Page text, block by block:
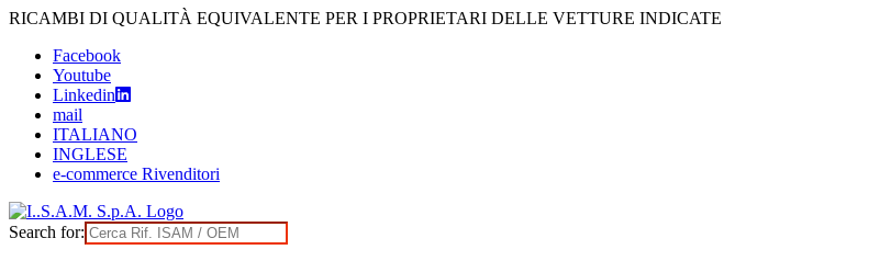
Skip
content
RICAMBI DI QUALITÀ EQUIVALENTE PER I PROPRIETARI DELLE VETTURE INDICATE
Facebook
Youtube
Linkedin
mail
ITALIANO
INGLESE
e-commerce Rivenditori
Search for: